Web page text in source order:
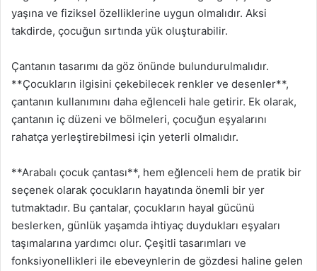
yaşına ve fiziksel özelliklerine uygun olmalıdır. Aksi
takdirde, çocuğun sırtında yük oluşturabilir.
Çantanın tasarımı da göz önünde bulundurulmalıdır.
**Çocukların ilgisini çekebilecek renkler ve desenler**,
çantanın kullanımını daha eğlenceli hale getirir. Ek olarak,
çantanın iç düzeni ve bölmeleri, çocuğun eşyalarını
rahatça yerleştirebilmesi için yeterli olmalıdır.
**Arabalı çocuk çantası**, hem eğlenceli hem de pratik bir
seçenek olarak çocukların hayatında önemli bir yer
tutmaktadır. Bu çantalar, çocukların hayal gücünü
beslerken, günlük yaşamda ihtiyaç duydukları eşyaları
taşımalarına yardımcı olur. Çeşitli tasarımları ve
fonksiyonellikleri ile ebeveynlerin de gözdesi haline gelen